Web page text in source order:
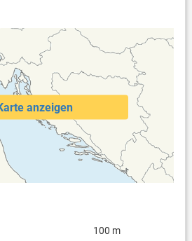
(auf Anfrage und kostenpflichtig)
anzeigen
100 m